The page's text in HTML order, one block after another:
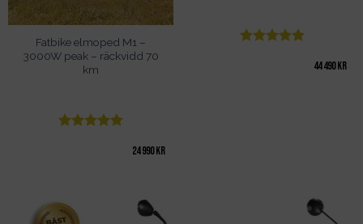
Fatbike elmoped M1 –
3000W peak – räckvidd 70
km
24 990 kr
44 490 kr